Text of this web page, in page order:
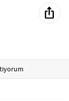
ios_share